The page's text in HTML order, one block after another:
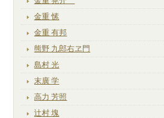
金重 愫
金重 有邦
熊野 九郎右ヱ門
島村 光
末廣 学
高力 芳照
辻村 塊